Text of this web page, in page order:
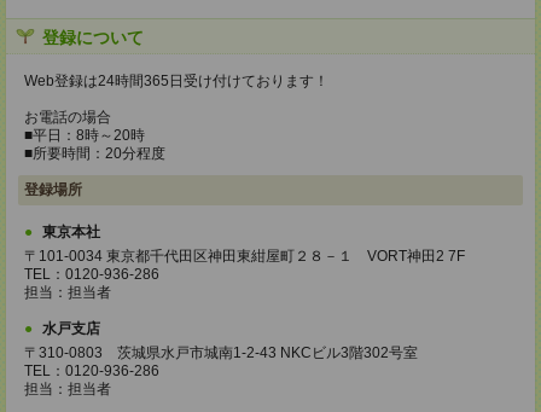
登録について
Web登録は24時間365日受け付けております！
お電話の場合
■平日：8時～20時
■所要時間：20分程度
登録場所
東京本社
〒101-0034 東京都千代田区神田東紺屋町２８－１ VORT神田2 7F
TEL：0120-936-286
担当：担当者
水戸支店
〒310-0803 茨城県水戸市城南1-2-43 NKCビル3階302号室
TEL：0120-936-286
担当：担当者